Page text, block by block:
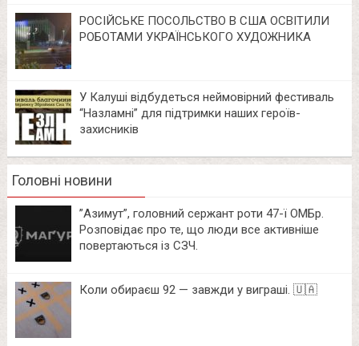
РОСІЙСЬКЕ ПОСОЛЬСТВО В США ОСВІТИЛИ
РОБОТАМИ УКРАЇНСЬКОГО ХУДОЖНИКА
У Калуші відбудеться неймовірний фестиваль
“Назламні” для підтримки наших героїв-
захисників
Головні новини
⁨”Азимут”, головний сержант роти 47-ї ОМБр.
Розповідає про те, що люди все активніше
повертаються із СЗЧ.
Коли обираєш 92 — завжди у виграші. 🇺🇦